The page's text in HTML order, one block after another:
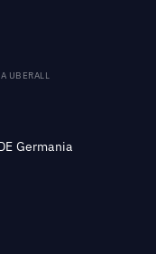
UBERALL
Germania